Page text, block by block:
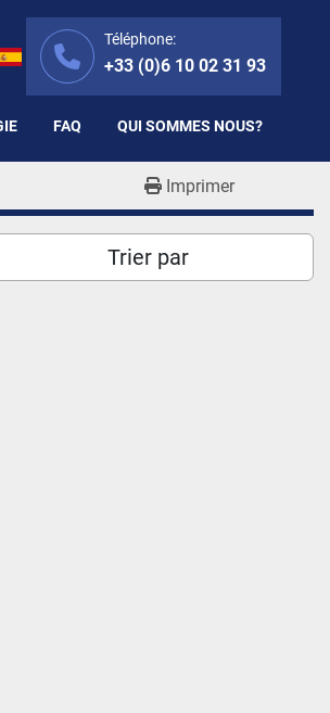
Téléphone:
+33 (0)6 10 02 31 93
FAQ QUI SOMMES NOUS?
Imprimer
Trier par